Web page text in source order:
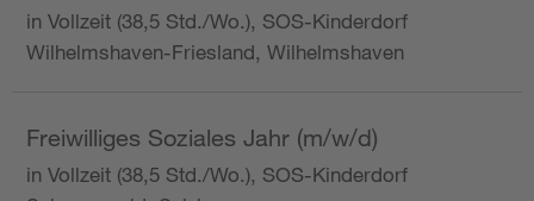
in Vollzeit (38,5 Std./Wo.), SOS-Kinderdorf
Wilhelmshaven-Friesland, Wilhelmshaven
Freiwilliges Soziales Jahr (m/w/d)
in Vollzeit (38,5 Std./Wo.), SOS-Kinderdorf